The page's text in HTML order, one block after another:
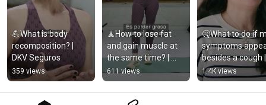
💪What is body
recomposition? |
DKV Seguros
359 views
🧘How to lose fat
and gain muscle at
the same time? |
DKV Insurance
611 views
🤒What to do if
symptoms
besides a cough |
DKV Seguros
1.4K views